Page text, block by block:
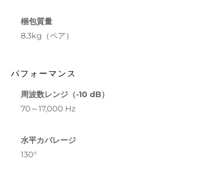
梱包質量
8.3kg（ペア）
パフォーマンス
周波数レンジ（-10 dB）
70～17,000 Hz
水平カバレージ
130°